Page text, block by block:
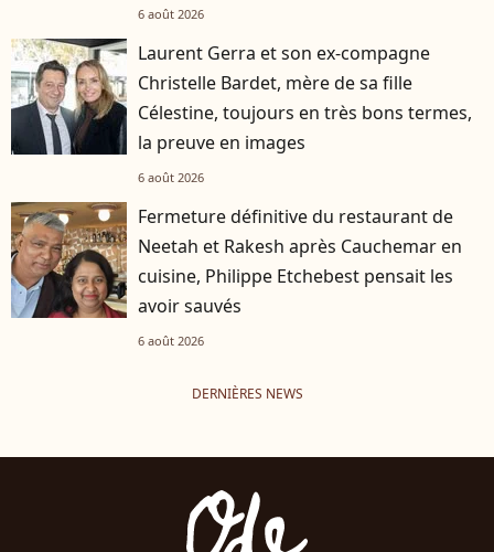
6 août 2026
Laurent Gerra et son ex-compagne
Christelle Bardet, mère de sa fille
Célestine, toujours en très bons termes,
la preuve en images
6 août 2026
Fermeture définitive du restaurant de
Neetah et Rakesh après Cauchemar en
cuisine, Philippe Etchebest pensait les
avoir sauvés
6 août 2026
DERNIÈRES NEWS